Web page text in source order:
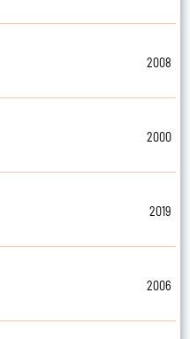
2008
2000
2019
2006